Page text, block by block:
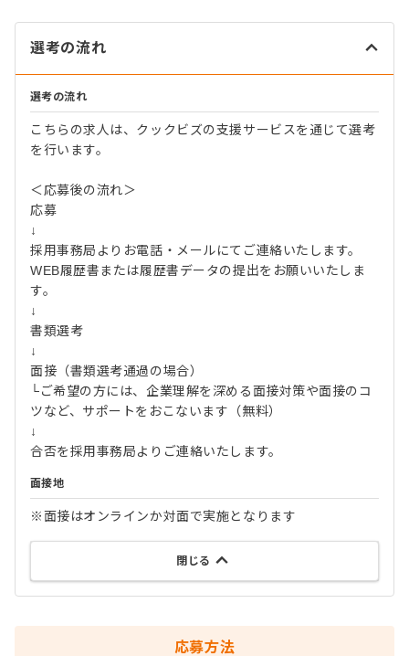
選考の流れ
選考の流れ
こちらの求人は、クックビズの支援サービスを通じて選考
を行います。
＜応募後の流れ＞
応募
↓
採用事務局よりお電話・メールにてご連絡いたします。
WEB履歴書または履歴書データの提出をお願いいたしま
す。
↓
書類選考
↓
面接（書類選考通過の場合）
└ご希望の方には、企業理解を深める面接対策や面接のコ
ツなど、サポートをおこないます（無料）
↓
合否を採用事務局よりご連絡いたします。
面接地
※面接はオンラインか対面で実施となります
閉じる
応募方法